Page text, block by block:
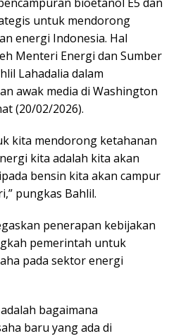
untuk mendorong
energi Indonesia. Hal
Menteri Energi dan Sumber
Lahadalia dalam
awak media di Washington
(20/02/2026).
kita mendorong ketahanan
kita adalah kita akan
bensin kita akan campur
pungkas Bahlil.
penerapan kebijakan
pemerintah untuk
pada sektor energi
bagaimana
baru yang ada di